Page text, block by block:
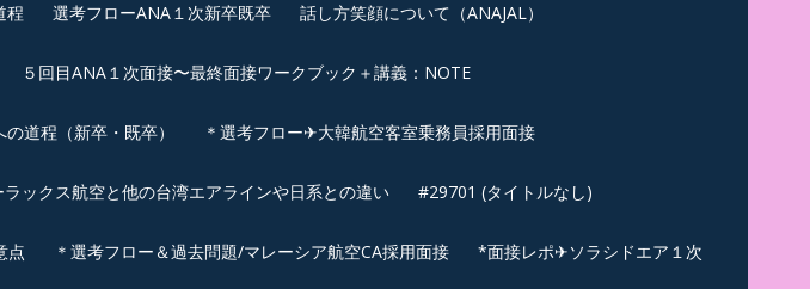
程 選考フローANA１次新卒既卒 話し方笑顔について（ANAJAL）
５回目ANA１次面接〜最終面接ワークブック＋講義：NOTE
道程（新卒・既卒） ＊選考フロー✈大韓航空客室乗務員採用面接
ックス航空と他の台湾エアラインや日系との違い #29701 (タイトルなし)
点 ＊選考フロー＆過去問題/マレーシア航空CA採用面接 *面接レポ✈ソラシドエア１次